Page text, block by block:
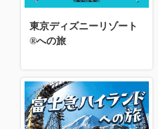
東京ディズニーリゾート
®への旅